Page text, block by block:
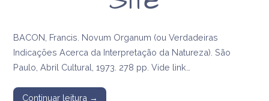
BACON, Francis. Novum Organum (ou Verdadeiras
Indicações Acerca da Interpretação da Natureza). São
Paulo, Abril Cultural, 1973. 278 pp. Vide link…
Continuar leitura →